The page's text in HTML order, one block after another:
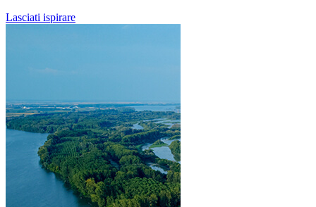
Lasciati ispirare